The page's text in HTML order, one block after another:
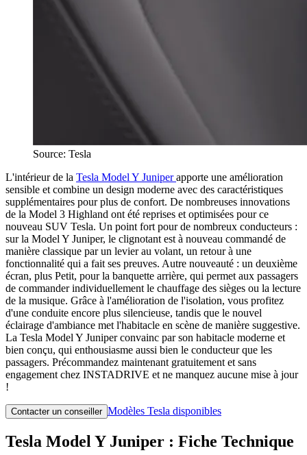
Source: Tesla
L'intérieur de la Tesla Model Y Juniperapporte une amélioration
sensible et combine un design moderne avec des caractéristiques
supplémentaires pour plus de confort. De nombreuses innovations
de la Model 3 Highland ont été reprises et optimisées pour ce
nouveau SUV Tesla. Un point fort pour de nombreux conducteurs :
sur la Model Y Juniper, le clignotant est à nouveau commandé de
manière classique par un levier au volant, un retour à une
fonctionnalité qui a fait ses preuves. Autre nouveauté : un deuxième
écran, plus Petit, pour la banquette arrière, qui permet aux passagers
de commander individuellement le chauffage des sièges ou la lecture
de la musique. Grâce à l'amélioration de l'isolation, vous profitez
d'une conduite encore plus silencieuse, tandis que le nouvel
éclairage d'ambiance met l'habitacle en scène de manière suggestive.
La Tesla Model Y Juniper convainc par son habitacle moderne et
bien conçu, qui enthousiasme aussi bien le conducteur que les
passagers. Précommandez maintenant gratuitement et sans
engagement chez INSTADRIVE et ne manquez aucune mise à jour
!
Contacter un conseiller Modèles Tesla disponibles
Tesla Model Y Juniper : Fiche Technique